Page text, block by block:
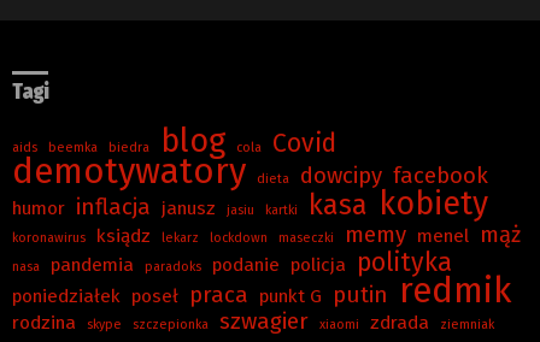
Tagi
aids beemka biedra blog cola Covid
demotywatory dieta dowcipy facebook
humor inflacja janusz jasiu kartki kasa kobiety
koronawirus ksiądz lekarz lockdown maseczki memy menel mąż
nasa pandemia paradoks podanie policja polityka
poniedziałek poseł praca punkt G putin redmik
rodzina skype szczepionka szwagier xiaomi zdrada
ziemniak